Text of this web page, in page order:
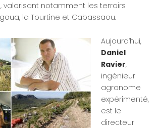
valorisant notamment les terroirs
la Tourtine et Cabassaou.
Aujourd’hui,
Daniel
Ravier,
ingénieur
agronome
expérimenté,
est le
directeur